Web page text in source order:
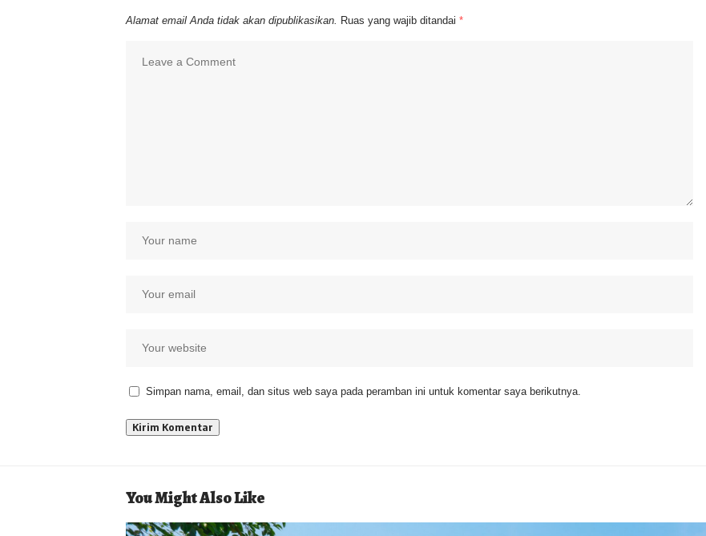
Alamat email Anda tidak akan dipublikasikan. Ruas yang wajib ditandai *
Simpan nama, email, dan situs web saya pada peramban ini untuk komentar saya berikutnya.
You Might Also Like